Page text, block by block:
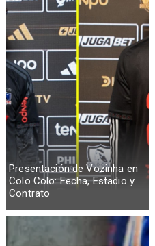
Presentación de Vozinha en
Colo Colo: Fecha, Estadio y
Contrato